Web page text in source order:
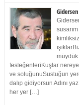
fesleğenleriKuşlar
ve soluğunuSustuğun
dalıp gidiyorsun Adını
her yer […]